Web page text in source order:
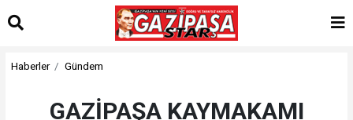
Haberler Gündem
GAZİPAŞA KAYMAKAMI